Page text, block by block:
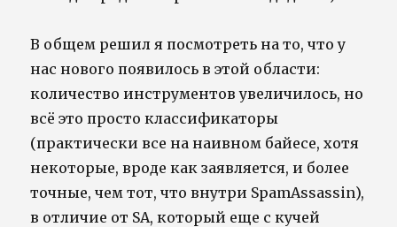
В общем решил я посмотреть на то, что у
нас нового появилось в этой области:
количество инструментов увеличилось, но
всё это просто классификаторы
(практически все на наивном байесе, хотя
некоторые, вроде как заявляется, и более
точные, чем тот, что внутри SpamAssassin),
в отличие от SA, который еще с кучей